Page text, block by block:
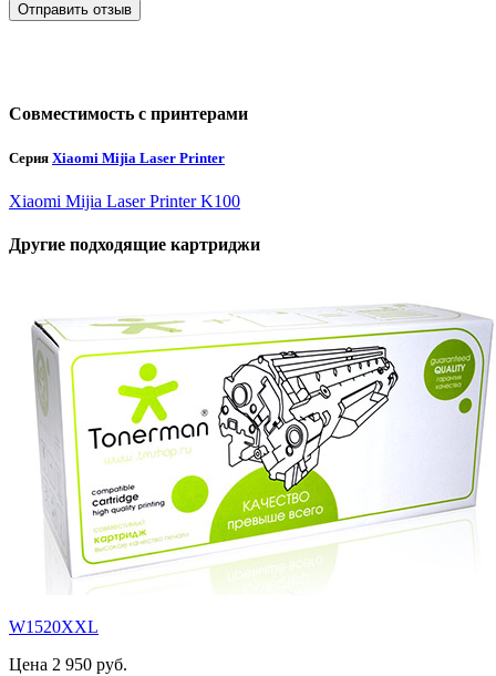
Отправить отзыв
Совместимость с принтерами
Серия Xiaomi Mijia Laser Printer
Xiaomi Mijia Laser Printer K100
Другие подходящие картриджи
W1520XXL
Цена 2 950 руб.